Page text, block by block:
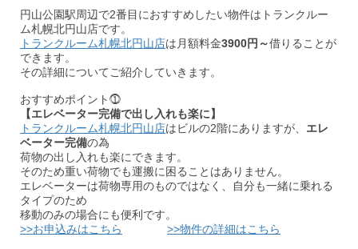
円山公園駅周辺で2番目におすすめしたい物件はトランクルー
ム札幌北円山店です。
トランクルーム札幌北円山店は月額料金3900円～借りることが
できます。
その詳細についてご紹介していきます。
おすすめポイント⓵
【エレベーター完備で出し入れも楽に】
トランクルーム札幌北円山店はビルの2階にありますが、 エレ
ベーター完備の為
荷物の出し入れも楽にできます。
そのため重い荷物でも運搬に困ることはありません。
エレベーターは荷物専用のものではなく、自分も一緒に乗れる
タイプのため
移動のみの場合にも便利です。
>>お申込みはこちら
>>物件の詳細はこちら